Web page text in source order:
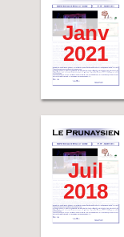
Janv
2021
Juil
2018